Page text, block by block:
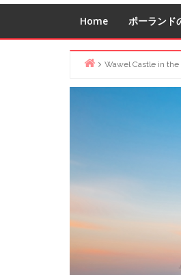
Home ポーランド
Wawel Castle in